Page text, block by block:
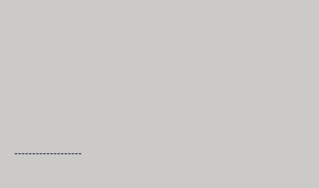
-------------------